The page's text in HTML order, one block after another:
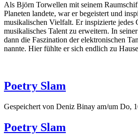
Als Björn Torwellen mit seinem
Planeten landete, war er begeistert und
musikalischen Vielfalt. Er inspizierte jedes
musikalisches Talent zu erweitern. In
dann die Faszination der elektronischen
nannte. Hier fühlte er sich endlich zu
Poetry Slam
Gespeichert von Deniz Binay am/um Do,
Poetry Slam